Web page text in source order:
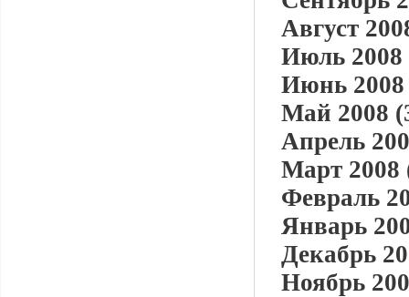
Август
Июль 2008
Июнь 2008
Май 2008
Апрель
Март 2008
Февраль
Январь
Декабрь
Ноябрь